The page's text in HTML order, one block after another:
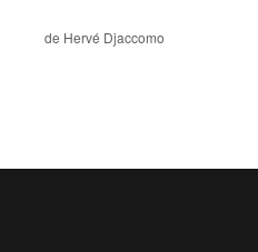
de Hervé Djaccomo